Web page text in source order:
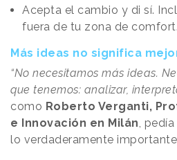
Acepta el cambio y di sí.
fuera de tu zona de comfort.
Más ideas no significa
“No necesitamos más ideas.
que tenemos: analizar,
como Roberto Verganti,
e Innovación en Milán,
lo verdaderamente